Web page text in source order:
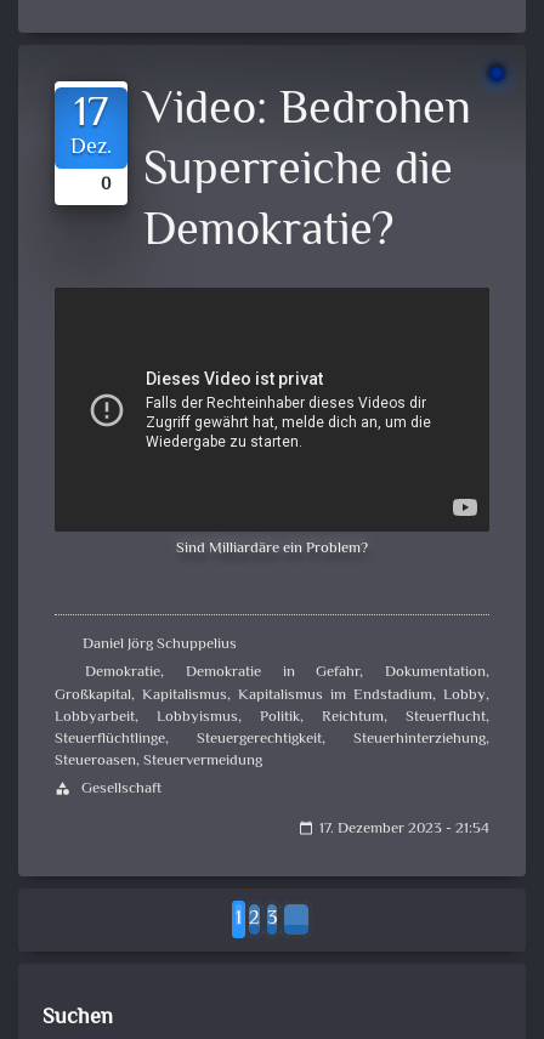
17
Dez.
0
Video: Bedrohen
Superreiche die
Demokratie?
Sind Milliardäre ein Problem?
Daniel Jörg Schuppelius
Demokratie, Demokratie in Gefahr, Dokumentation,
Großkapital, Kapitalismus, Kapitalismus im Endstadium, Lobby,
Lobbyarbeit, Lobbyismus, Politik, Reichtum, Steuerflucht,
Steuerflüchtlinge, Steuergerechtigkeit, Steuerhinterziehung,
Steueroasen,Steuervermeidung
category Gesellschaft
calendar_today 17. Dezember 2023 - 21:54
1 2 3
Suchen